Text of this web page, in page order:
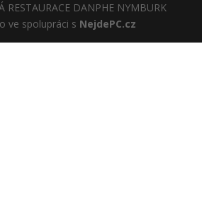
DANPHE NYMBURK
ve spolupráci s NejdePC.cz